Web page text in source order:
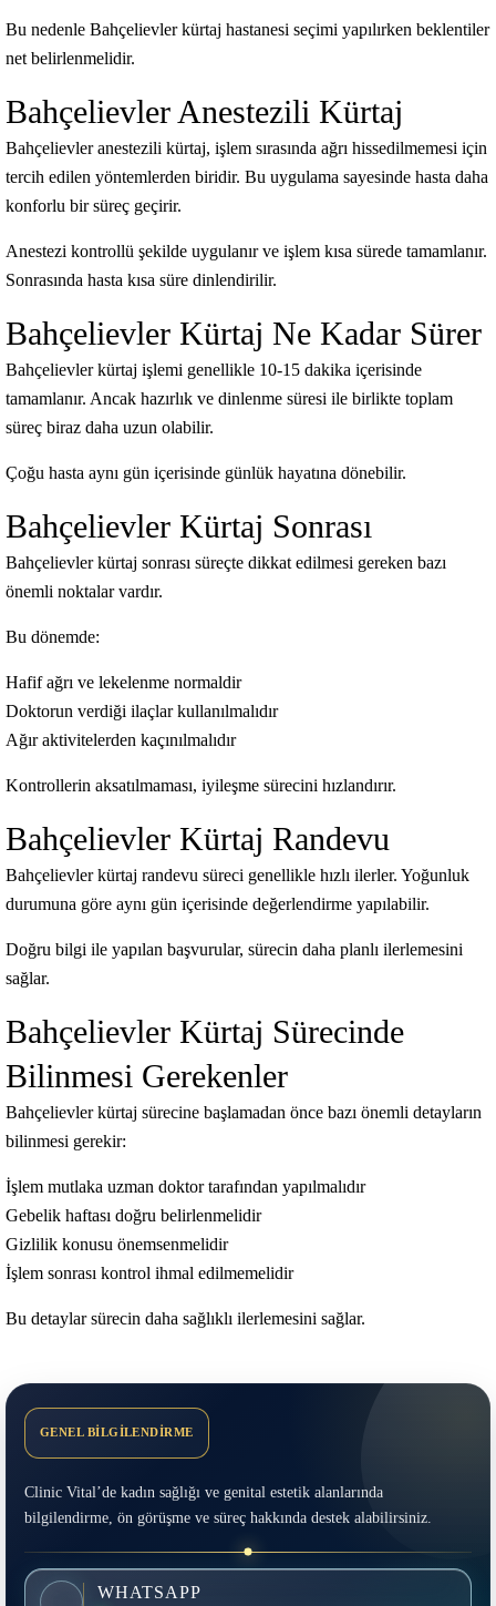
Bu nedenle Bahçelievler kürtaj hastanesi seçimi yapılırken beklentiler
net belirlenmelidir.
Bahçelievler Anestezili Kürtaj
Bahçelievler anestezili kürtaj, işlem sırasında ağrı hissedilmemesi için
tercih edilen yöntemlerden biridir. Bu uygulama sayesinde hasta daha
konforlu bir süreç geçirir.
Anestezi kontrollü şekilde uygulanır ve işlem kısa sürede tamamlanır.
Sonrasında hasta kısa süre dinlendirilir.
Bahçelievler Kürtaj Ne Kadar Sürer
Bahçelievler kürtaj işlemi genellikle 10-15 dakika içerisinde
tamamlanır. Ancak hazırlık ve dinlenme süresi ile birlikte toplam
süreç biraz daha uzun olabilir.
Çoğu hasta aynı gün içerisinde günlük hayatına dönebilir.
Bahçelievler Kürtaj Sonrası
Bahçelievler kürtaj sonrası süreçte dikkat edilmesi gereken bazı
önemli noktalar vardır.
Bu dönemde:
Hafif ağrı ve lekelenme normaldir
Doktorun verdiği ilaçlar kullanılmalıdır
Ağır aktivitelerden kaçınılmalıdır
Kontrollerin aksatılmaması, iyileşme sürecini hızlandırır.
Bahçelievler Kürtaj Randevu
Bahçelievler kürtaj randevu süreci genellikle hızlı ilerler. Yoğunluk
durumuna göre aynı gün içerisinde değerlendirme yapılabilir.
Doğru bilgi ile yapılan başvurular, sürecin daha planlı ilerlemesini
sağlar.
Bahçelievler Kürtaj Sürecinde
Bilinmesi Gerekenler
Bahçelievler kürtaj sürecine başlamadan önce bazı önemli detayların
bilinmesi gerekir:
İşlem mutlaka uzman doktor tarafından yapılmalıdır
Gebelik haftası doğru belirlenmelidir
Gizlilik konusu önemsenmelidir
İşlem sonrası kontrol ihmal edilmemelidir
Bu detaylar sürecin daha sağlıklı ilerlemesini sağlar.
GENEL BİLGİLENDİRME
Clinic Vital’de kadın sağlığı ve genital estetik alanlarında
bilgilendirme, ön görüşme ve süreç hakkında destek alabilirsiniz.
WHATSAPP